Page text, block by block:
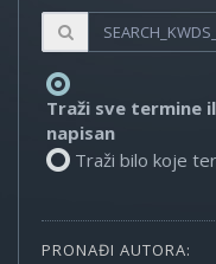
Traži sve termine
napisan
Traži bilo koje
PRONAĐI AUTORA: